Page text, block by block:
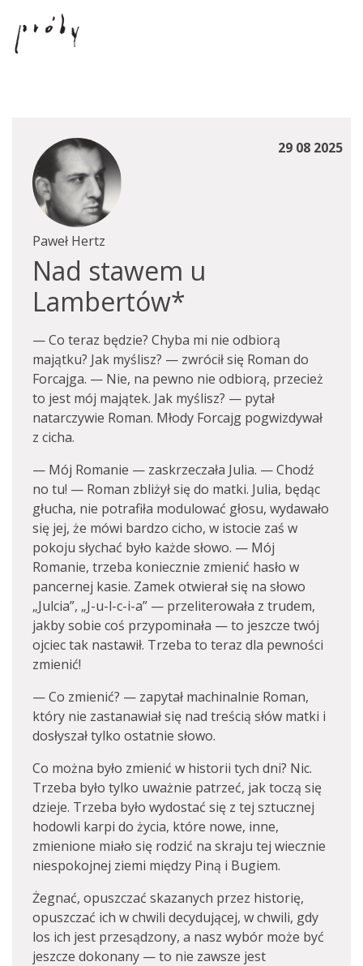
29 08 2025
Paweł Hertz
Nad stawem u
Lambertów*
— Co teraz będzie? Chyba mi nie odbiorą
majątku? Jak myślisz? — zwrócił się Roman do
Forcajga. — Nie, na pewno nie odbiorą, przecież
to jest mój majątek. Jak myślisz? — pytał
natarczywie Roman. Młody Forcajg pogwizdywał
z cicha.
— Mój Romanie — zaskrzeczała Julia. — Chodź
no tu! — Roman zbliżył się do matki. Julia, będąc
głucha, nie potrafiła modulować głosu, wydawało
się jej, że mówi bardzo cicho, w istocie zaś w
pokoju słychać było każde słowo. — Mój
Romanie, trzeba koniecznie zmienić hasło w
pancernej kasie. Zamek otwierał się na słowo
„Julcia”, „J-u-l-c-i-a” — przeliterowała z trudem,
jakby sobie coś przypominała — to jeszcze twój
ojciec tak nastawił. Trzeba to teraz dla pewności
zmienić!
— Co zmienić? — zapytał machinalnie Roman,
który nie zastanawiał się nad treścią słów matki i
dosłyszał tylko ostatnie słowo.
Co można było zmienić w historii tych dni? Nic.
Trzeba było tylko uważnie patrzeć, jak toczą się
dzieje. Trzeba było wydostać się z tej sztucznej
hodowli karpi do życia, które nowe, inne,
zmienione miało się rodzić na skraju tej wiecznie
niespokojnej ziemi między Piną i Bugiem.
Żegnać, opuszczać skazanych przez historię,
opuszczać ich w chwili decydującej, w chwili, gdy
los ich jest przesądzony, a nasz wybór może być
jeszcze dokonany — to nie zawsze jest